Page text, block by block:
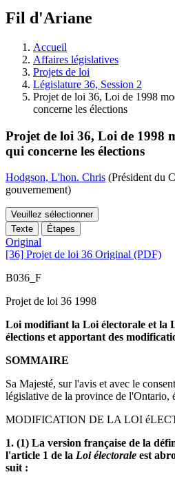
à
législative.
Fil d'Ariane
Accueil
Affaires législatives
Projets de loi
Législature 36, Session 2
Projet de loi 36, Loi de 1998
concerne les élections
Projet de loi 36, Loi de 1998
qui concerne les élections
Hodgson, L'hon. Chris (Président du
gouvernement)
Veuillez sélectionner
Texte
Étapes
Original
[36] Projet de loi 36 Original (PDF)
B036_F
Projet de loi 36 1998
Loi modifiant la Loi électorale et la
élections et apportant des
SOMMAIRE
Sa Majesté, sur l'avis et avec le
législative de la province de l'Ontario,
MODIFICATION DE LA LOI
1. (1) La version française de la
l'article 1 de la Loi électorale est
suit :